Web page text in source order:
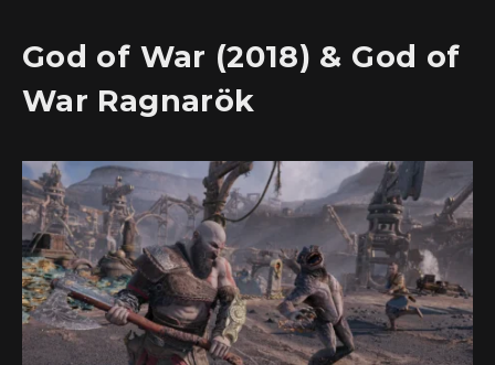
God of War (2018) & God of
War Ragnarök